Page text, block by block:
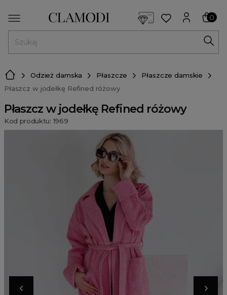
0
Odzież damska Płaszcze
Płaszcze damskie
Płaszcz w jodełkę Refined różowy
Płaszcz w jodełkę Refined różowy
Kod produktu: 1969